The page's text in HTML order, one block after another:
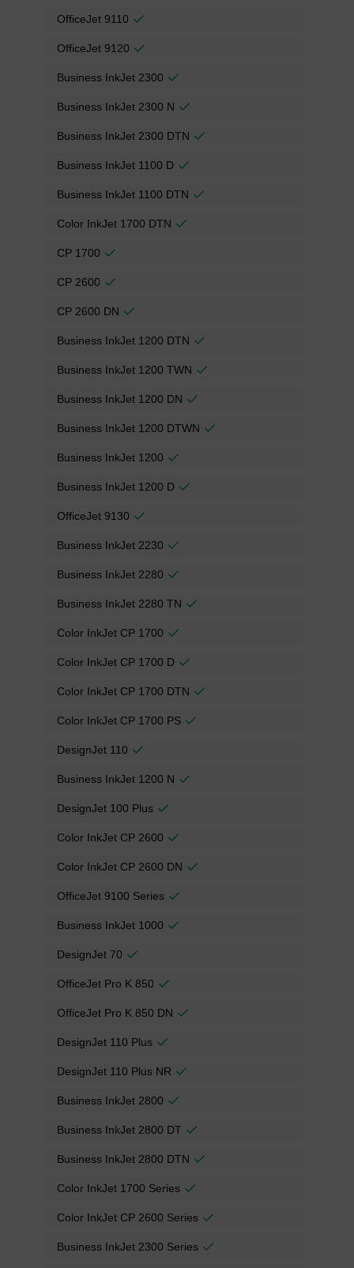
OfficeJet 9110
OfficeJet 9120
Business InkJet 2300
Business InkJet 2300 N
Business InkJet 2300 DTN
Business InkJet 1100 D
Business InkJet 1100 DTN
Color InkJet 1700 DTN
CP 1700
CP 2600
CP 2600 DN
Business InkJet 1200 DTN
Business InkJet 1200 TWN
Business InkJet 1200 DN
Business InkJet 1200 DTWN
Business InkJet 1200
Business InkJet 1200 D
OfficeJet 9130
Business InkJet 2230
Business InkJet 2280
Business InkJet 2280 TN
Color InkJet CP 1700
Color InkJet CP 1700 D
Color InkJet CP 1700 DTN
Color InkJet CP 1700 PS
DesignJet 110
Business InkJet 1200 N
DesignJet 100 Plus
Color InkJet CP 2600
Color InkJet CP 2600 DN
OfficeJet 9100 Series
Business InkJet 1000
DesignJet 70
OfficeJet Pro K 850
OfficeJet Pro K 850 DN
DesignJet 110 Plus
DesignJet 110 Plus NR
Business InkJet 2800
Business InkJet 2800 DT
Business InkJet 2800 DTN
Color InkJet 1700 Series
Color InkJet CP 2600 Series
Business InkJet 2300 Series